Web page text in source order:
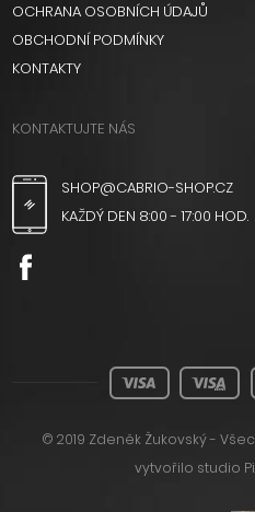
OCHRANA OSOBNÍCH ÚDAJŮ
OBCHODNÍ PODMÍNKY
KONTAKTY
KONTAKTUJTE NÁS
SHOP@CABRIO-SHOP.CZ
KAŽDÝ DEN 8:00 - 17:00 HOD.
© 2019 Zdeněk Žukovský -
vytvořilo studio